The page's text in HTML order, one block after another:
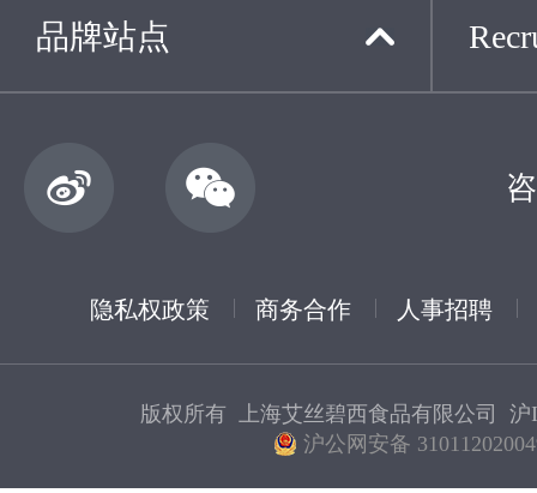
品牌站点
隐私权政策 商务合作 人事招聘
版权所有 上海艾丝碧西食品有限公司 沪
沪公网安备